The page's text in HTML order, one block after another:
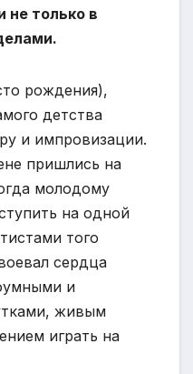
не только в
рождения),
детства
и импровизации.
пришлись на
молодому
на одной
того
сердца
и
живым
играть на